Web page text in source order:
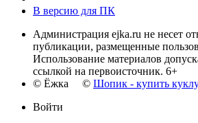
В версию для ПК
Администрация ejka.ru не несет
публикации, размещенные
Использование материалов
ссылкой на первоисточник. 6+
© Ёжка © Шопик - купить
Войти